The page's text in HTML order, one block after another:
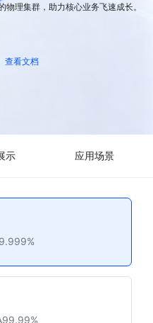
理集群，助力核心业务飞速成长。
查看文档
示 应用场景